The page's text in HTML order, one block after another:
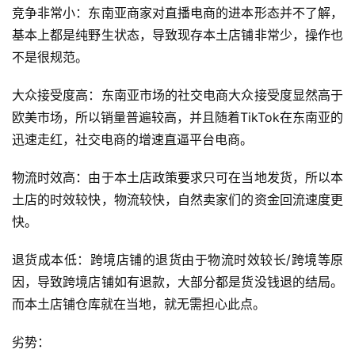
店
跨
百
科
媒
营
销
跨
境
导
竞争非常小：东南亚商家对直播电商的进本形态并不了解，
基本上都是纯野生状态，导致现存本土店铺非常少，操作也
不是很规范。
大众接受度高：东南亚市场的社交电商大众接受度显然高于
欧美市场，所以销量普遍较高，并且随着TikTok在东南亚的
迅速走红，社交电商的增速直逼平台电商。
物流时效高：由于本土店政策要求只可在当地发货，所以本
土店的时效较快，物流较快，自然卖家们的资金回流速度更
快。
退货成本低：跨境店铺的退货由于物流时效较长/跨境等原
因，导致跨境店铺如有退款，大部分都是货没钱退的结局。
而本土店铺仓库就在当地，就无需担心此点。
劣势：